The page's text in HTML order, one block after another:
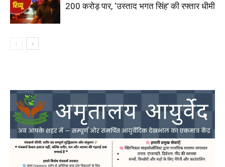
200 करोड़ पार, ‘उस्ताद भगत सिंह’ की रफ्तार धीमी